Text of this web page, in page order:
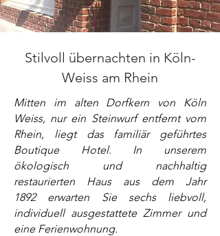
Stilvoll übernachten in Köln-
Weiss am Rhein
Mitten im alten Dorfkern von Köln
Weiss, nur ein Steinwurf entfernt vom
Rhein, liegt das familiär geführtes
Boutique Hotel. In unserem
ökologisch und nachhaltig
restaurierten Haus aus dem Jahr
1892 erwarten Sie sechs liebvoll,
individuell ausgestattete Zimmer und
eine Ferienwohnung.